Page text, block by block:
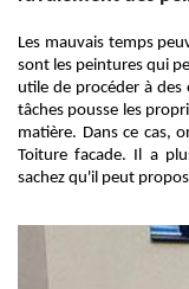
Les mauvais temps
sont les peintures qui
utile de procéder à
tâches pousse les
matière. Dans ce cas,
Toiture facade. Il a
sachez qu'il peut